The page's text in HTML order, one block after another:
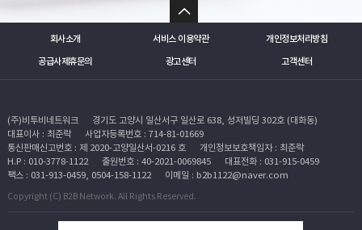
회사소개 서비스 이용약관 개인정보처리방침
공급사제휴문의 광고센터 고객센터
(주)비투비네트워크
경기도 고양시 일산서구 일산로 638, 성저빌딩 302호 (대화동)
대표이사 : 최준락
사업자등록번호 : 714-81-01669
통신판매신고번호 : 제 2020-고양일산서-0216 호
개인정보보호책임자 : 최준락
H.P : 010-3778-1122
출원번호 : 40-2021-0069845
대표전화 : 031-915-0459
팩스 : 031-913-0459, 0504-158-1122
이메일 : b2b1122@naver.com
Copyright (C) B2B Network. All Rights Reserved.